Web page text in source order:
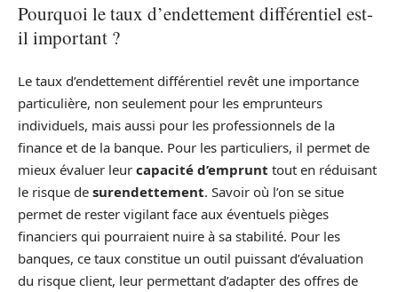
Pourquoi le taux d’endettement différentiel est-
il important ?
Le taux d’endettement différentiel revêt une importance
particulière, non seulement pour les emprunteurs
individuels, mais aussi pour les professionnels de la
finance et de la banque. Pour les particuliers, il permet de
mieux évaluer leur capacité d’emprunt tout en réduisant
le risque de surendettement. Savoir où l’on se situe
permet de rester vigilant face aux éventuels pièges
financiers qui pourraient nuire à sa stabilité. Pour les
banques, ce taux constitue un outil puissant d’évaluation
du risque client, leur permettant d’adapter des offres de